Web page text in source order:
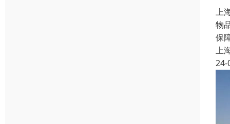
上
物
保
上
24-